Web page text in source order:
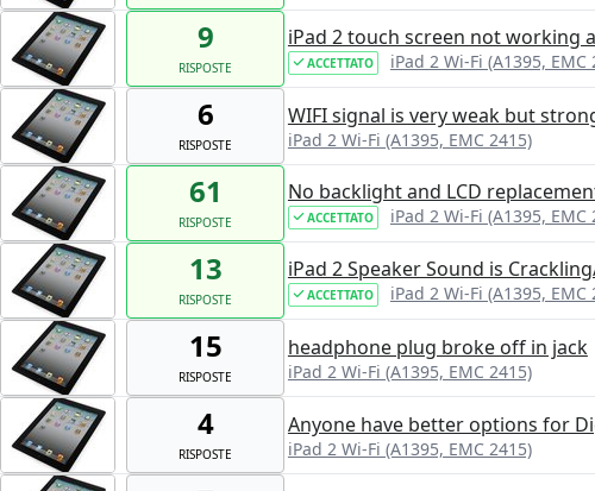
9
RISPOSTE
iPad 2 touch screen not working
ACCETTATO iPad 2 Wi-Fi (A1395, EMC
6
RISPOSTE
WIFI signal is very weak but
iPad 2 Wi-Fi (A1395, EMC 2415)
61
RISPOSTE
No backlight and LCD
ACCETTATO iPad 2 Wi-Fi (A1395, EMC
13
RISPOSTE
iPad 2 Speaker Sound is
ACCETTATO iPad 2 Wi-Fi (A1395, EMC
15
RISPOSTE
headphone plug broke off in jack
iPad 2 Wi-Fi (A1395, EMC 2415)
4
RISPOSTE
Anyone have better options for
iPad 2 Wi-Fi (A1395, EMC 2415)